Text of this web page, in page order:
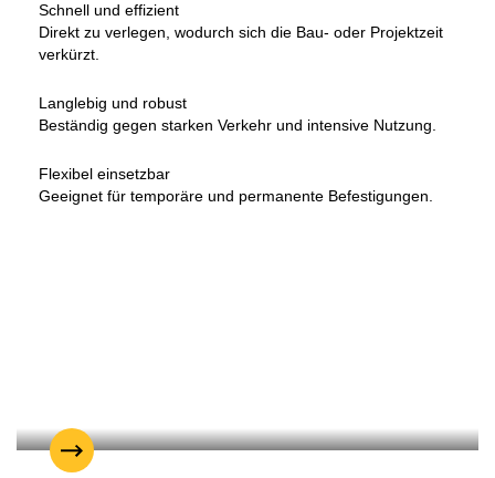
Schnell und effizient
Direkt zu verlegen, wodurch sich die Bau- oder Projektzeit
verkürzt.
Langlebig und robust
Beständig gegen starken Verkehr und intensive Nutzung.
Flexibel einsetzbar
Geeignet für temporäre und permanente Befestigungen.